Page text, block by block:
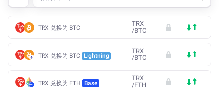
TRX 兑换为 BTC
TRX
/BTC
TRX 兑换为 BTC Lightning
TRX
/BTC
TRX 兑换为 ETH Base
TRX
/ETH